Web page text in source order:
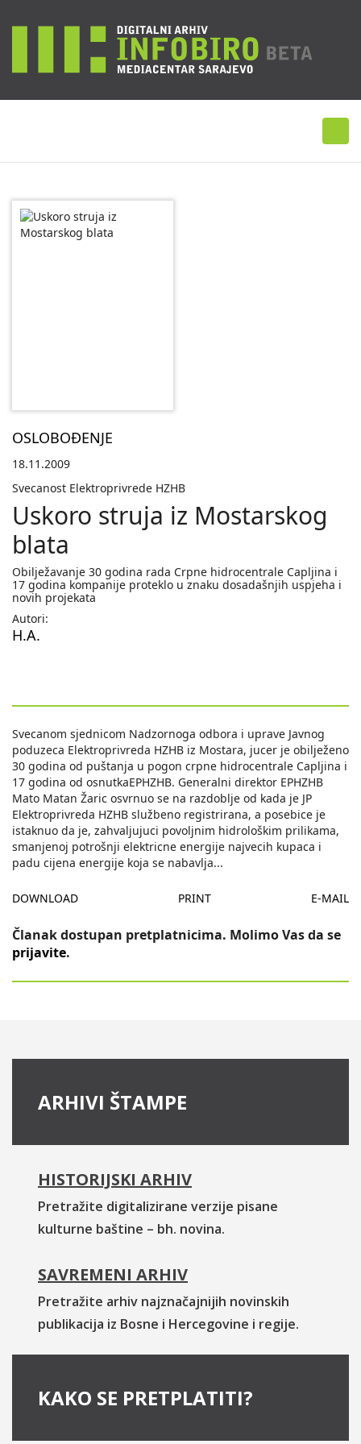
OSLOBOĐENJE
18.11.2009
Svecanost Elektroprivrede HZHB
Uskoro struja iz Mostarskog
blata
Obilježavanje 30 godina rada Crpne hidrocentrale Capljina i
17 godina kompanije proteklo u znaku dosadašnjih uspjeha i
novih projekata
Autori:
H.A.
Svecanom sjednicom Nadzornoga odbora i uprave Javnog
poduzeca Elektroprivreda HZHB iz Mostara, jucer je obilježeno
30 godina od puštanja u pogon crpne hidrocentrale Capljina i
17 godina od osnutkaEPHZHB. Generalni direktor EPHZHB
Mato Matan Žaric osvrnuo se na razdoblje od kada je JP
Elektroprivreda HZHB službeno registrirana, a posebice je
istaknuo da je, zahvaljujuci povoljnim hidrološkim prilikama,
smanjenoj potrošnji elektricne energije najvecih kupaca i
padu cijena energije koja se nabavlja...
DOWNLOAD PRINT E-MAIL
Članak dostupan pretplatnicima. Molimo Vas da se
prijavite.
ARHIVI ŠTAMPE
HISTORIJSKI ARHIV
Pretražite digitalizirane verzije pisane
kulturne baštine – bh. novina.
SAVREMENI ARHIV
Pretražite arhiv najznačajnijih novinskih
publikacija iz Bosne i Hercegovine i regije.
KAKO SE PRETPLATITI?